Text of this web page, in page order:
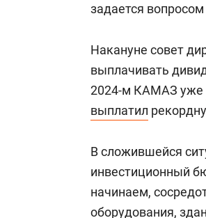
задается
Накануне совет
выплачивать
2024-м КАМАЗ уже
выплатил
В сложившейся
инвестиционный
начинаем,
оборудования,